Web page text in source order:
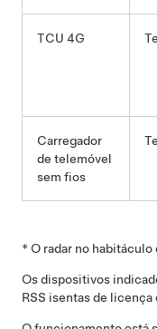
TCU 4G
Carregador
de telemóvel
sem fios
* O radar no
Os dispositivos
RSS isentas de